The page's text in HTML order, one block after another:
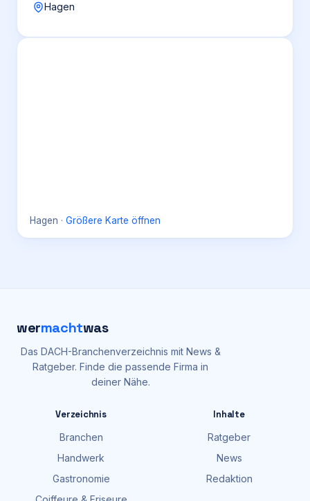
Hagen
Hagen · Größere Karte öffnen
wermachtwas
Das DACH-Branchenverzeichnis mit News &
Ratgeber. Finde die passende Firma in
deiner Nähe.
Verzeichnis
Branchen
Handwerk
Gastronomie
Inhalte
Ratgeber
News
Redaktion